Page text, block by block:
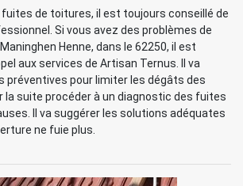
fuites de toitures, il est toujours conseillé de
Si vous avez des problèmes de
Henne, dans le 62250, il est
aux services de Artisan Ternus. Il va
préventives pour limiter les dégâts des
la suite procéder à un diagnostic des fuites
Il va suggérer les solutions adéquates
ne fuie plus.